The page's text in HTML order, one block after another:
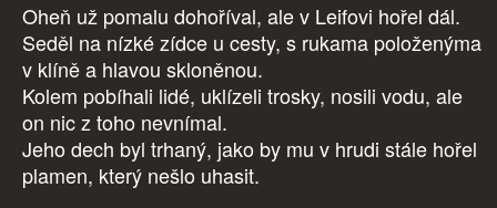
Oheň už pomalu dohoříval, ale v Leifovi hořel dál.
Seděl na nízké zídce u cesty, s rukama položenýma
v klíně a hlavou skloněnou.
Kolem pobíhali lidé, uklízeli trosky, nosili vodu, ale
on nic z toho nevnímal.
Jeho dech byl trhaný, jako by mu v hrudi stále hořel
plamen, který nešlo uhasit.